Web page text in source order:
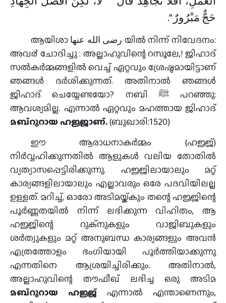
حَجٌّ مَبْرُورٌ ‏”‏‏.‏
ആയിശാ رضى الله عنها യില്‍ നിന്ന് നിവേദനം:
അവ൪ ചോദിച്ചു : അല്ലാഹുവിന്റെ റസൂലേ,! ജിഹാദ്
സല്‍കര്‍മ്മങ്ങളില്‍ വെച്ച് ഏറ്റവും ശ്രേഷ്ഠമായിട്ടാണ്
ഞങ്ങള്‍ ദര്‍ശിക്കുന്നത്. അതിനാല്‍ ഞങ്ങള്‍
ജിഹാദ് ചെയ്യേണ്ടയോ? നബി ﷺ പറഞ്ഞു:
ആവശ്യമില്ല. എന്നാല്‍ ഏറ്റവും മഹത്തായ ജിഹാദ്
മബ്റൂറായ ഹജ്ജാണ്.(ബുഖാരി:1520)
ഈ ആരാധനാകർമ്മം (ഹജ്ജ്)
നിർവ്വഹിക്കുന്നതിൽ ആളുകൾ വലിയ തോതിൽ
വ്യത്യാസപ്പെട്ടിരിക്കുന്നു. ഹജ്ജിലായാലും മറ്റ്
കാര്യങ്ങളിലായാലും എല്ലാവരും ഒരേ പദവിയിലല്ല
ഉള്ളത്. മറിച്ച്, ഓരോ അടിമയ്ക്കും തന്റെ ഹജ്ജിന്റെ
പൂർണ്ണതയിൽ നിന്ന് ലഭിക്കുന്ന വിഹിതം, ആ
ഹജ്ജിന്റെ റുക്നുകളും വാജിബുകളും
ശര്‍ത്വുകളും മറ്റ് അനുബന്ധ കാര്യങ്ങളും അവൻ
എത്രത്തോളം ഭംഗിയായി പൂർത്തിയാക്കുന്നു
എന്നതിനെ ആശ്രയിച്ചിരിക്കും. അതിനാൽ,
അല്ലാഹുവിന്റെ തൗഫീഖ് ലഭിച്ച ഒരു അടിമ
മബ്റൂറായ ഹജ്ജ് എന്നാൽ എന്താണെന്നും,